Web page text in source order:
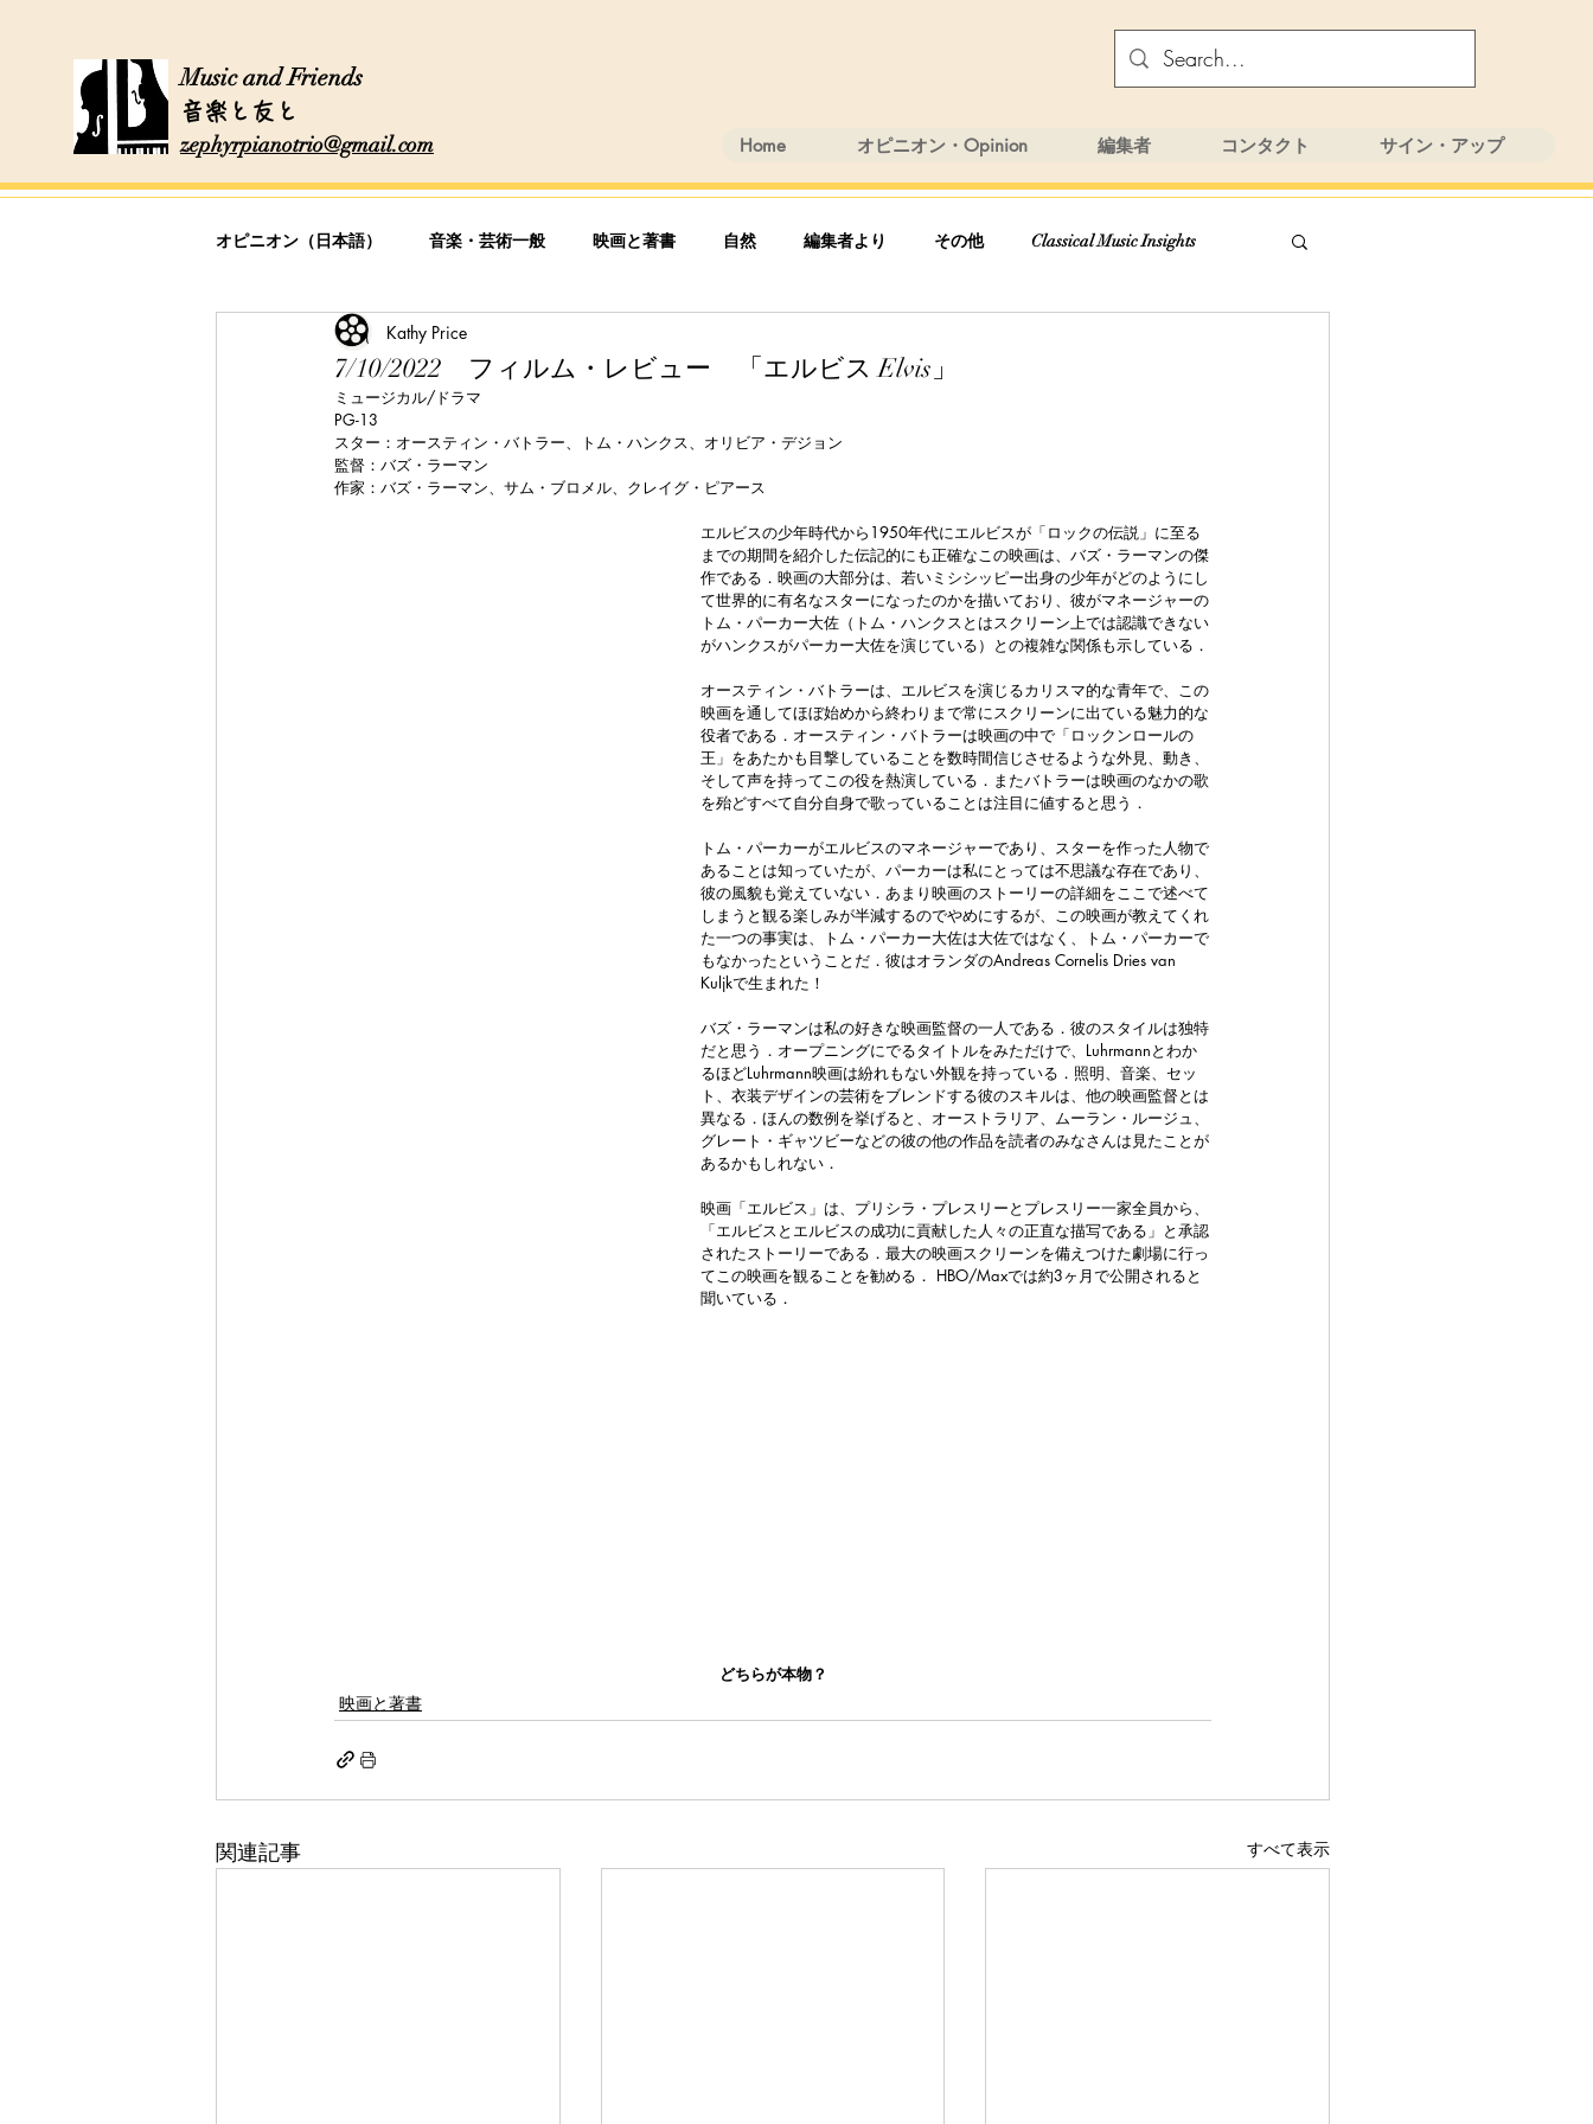
Music and Friends
音楽と友と
zephyrpianotrio@gmail.com Home オピニオン・Opinion 編集者 コンタクト サイン・アップ
オピニオン（日本語） 音楽・芸術一般 映画と著書 自然 編集者より その他 Classical Music Insights
料理レシピ
7/10/2022 フィルム・レビュー 「エルビス Elvis」
Kathy Price
ミュージカル/ドラマ
PG-13
スター：オースティン・バトラー、トム・ハンクス、オリビア・デジョン
監督：バズ・ラーマン
作家：バズ・ラーマン、サム・ブロメル、クレイグ・ピアース
エルビスの少年時代から1950年代にエルビスが「ロックの伝説」に至る
までの期間を紹介した伝記的にも正確なこの映画は、バズ・ラーマンの傑
作である．映画の大部分は、若いミシシッピー出身の少年がどのようにし
て世界的に有名なスターになったのかを描いており、彼がマネージャーの
トム・パーカー大佐（トム・ハンクスとはスクリーン上では認識できない
がハンクスがパーカー大佐を演じている）との複雑な関係も示している．
オースティン・バトラーは、エルビスを演じるカリスマ的な青年で、この
映画を通してほぼ始めから終わりまで常にスクリーンに出ている魅力的な
役者である．オースティン・バトラーは映画の中で「ロックンロールの
王」をあたかも目撃していることを数時間信じさせるような外見、動き、
そして声を持ってこの役を熱演している．またバトラーは映画のなかの歌
を殆どすべて自分自身で歌っていることは注目に値すると思う．
トム・パーカーがエルビスのマネージャーであり、スターを作った人物で
あることは知っていたが、パーカーは私にとっては不思議な存在であり、
彼の風貌も覚えていない．あまり映画のストーリーの詳細をここで述べて
しまうと観る楽しみが半減するのでやめにするが、この映画が教えてくれ
た一つの事実は、トム・パーカー大佐は大佐ではなく、トム・パーカーで
もなかったということだ．彼はオランダのAndreas Cornelis Dries van
Kuljkで生まれた！
バズ・ラーマンは私の好きな映画監督の一人である．彼のスタイルは独特
だと思う．オープニングにでるタイトルをみただけで、Luhrmannとわか
るほどLuhrmann映画は紛れもない外観を持っている．照明、音楽、セッ
ト、衣装デザインの芸術をブレンドする彼のスキルは、他の映画監督とは
異なる．ほんの数例を挙げると、オーストラリア、ムーラン・ルージュ、
グレート・ギャツビーなどの彼の他の作品を読者のみなさんは見たことが
あるかもしれない．
映画「エルビス」は、プリシラ・プレスリーとプレスリー一家全員から、
「エルビスとエルビスの成功に貢献した人々の正直な描写である」と承認
されたストーリーである．最大の映画スクリーンを備えつけた劇場に行っ
てこの映画を観ることを勧める． HBO/Maxでは約3ヶ月で公開されると
聞いている．
どちらが本物？
映画と著書
関連記事 すべて表示